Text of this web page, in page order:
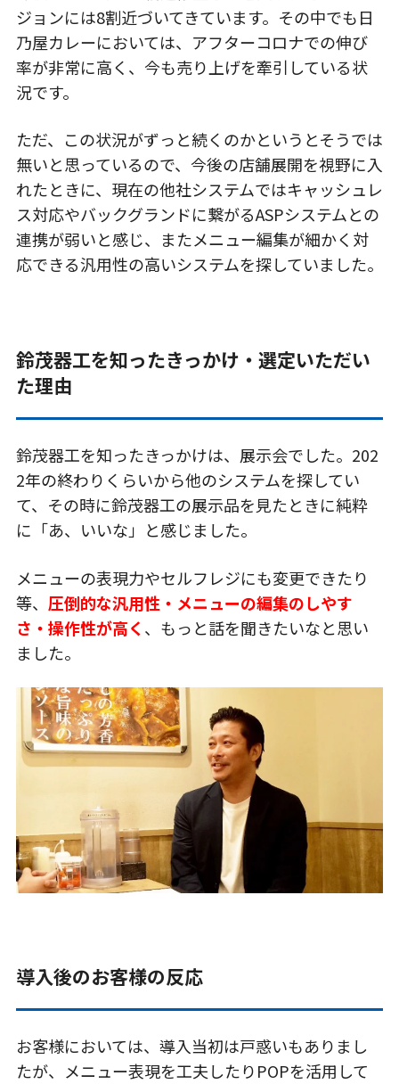
ジョンには8割近づいてきています。その中でも日
乃屋カレーにおいては、アフターコロナでの伸び
率が非常に高く、今も売り上げを牽引している状
況です。
ただ、この状況がずっと続くのかというとそうでは
無いと思っているので、今後の店舗展開を視野に入
れたときに、現在の他社システムではキャッシュレ
ス対応やバックグランドに繋がるASPシステムとの
連携が弱いと感じ、またメニュー編集が細かく対
応できる汎用性の高いシステムを探していました。
鈴茂器工を知ったきっかけ・選定いただい
た理由
鈴茂器工を知ったきっかけは、展示会でした。202
2年の終わりくらいから他のシステムを探してい
て、その時に鈴茂器工の展示品を見たときに純粋
に「あ、いいな」と感じました。
メニューの表現力やセルフレジにも変更できたり
等、 圧倒的な汎用性・メニューの編集のしやす
さ・操作性が高く 、もっと話を聞きたいなと思い
ました。
導入後のお客様の反応
お客様においては、導入当初は戸惑いもありまし
たが、メニュー表現を工夫したりPOPを活用して